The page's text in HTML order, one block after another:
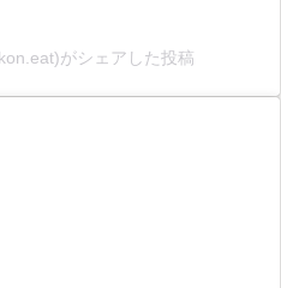
がシェアした投稿